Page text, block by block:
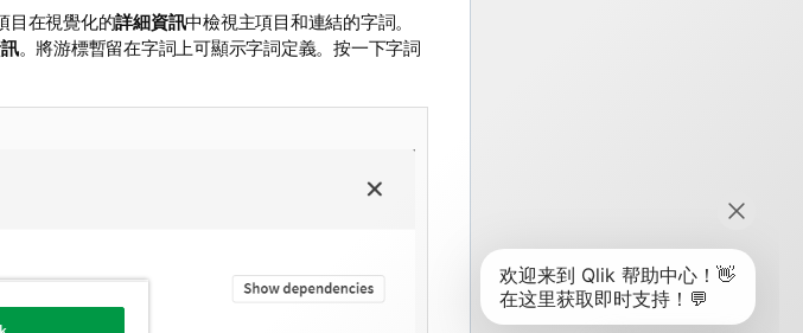
目在視覺化的詳細資訊中檢視主項目和連結的字詞。
。將游標暫留在字詞上可顯示字詞定義。按一下字詞